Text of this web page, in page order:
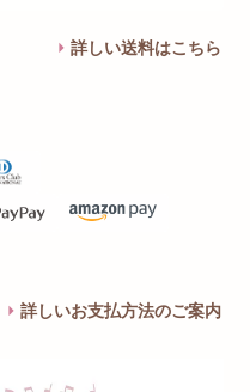
詳しい送料はこちら
詳しいお支払方法のご案内